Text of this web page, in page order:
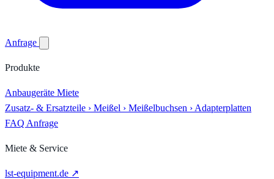
Anfrage
Produkte
Anbaugeräte Miete
Zusatz- & Ersatzteile › Meißel › Meißelbuchsen › Adapterplatten
FAQ Anfrage
Miete & Service
lst-equipment.de ↗